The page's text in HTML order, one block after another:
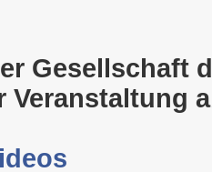
Gesellschaft
Veranstaltung